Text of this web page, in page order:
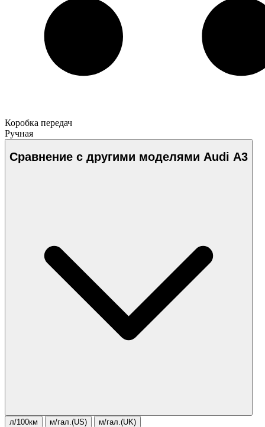
Коробка передач
Ручная
Сравнение с другими моделями Audi A3
л/100км м/гал.(US) м/гал.(UK)